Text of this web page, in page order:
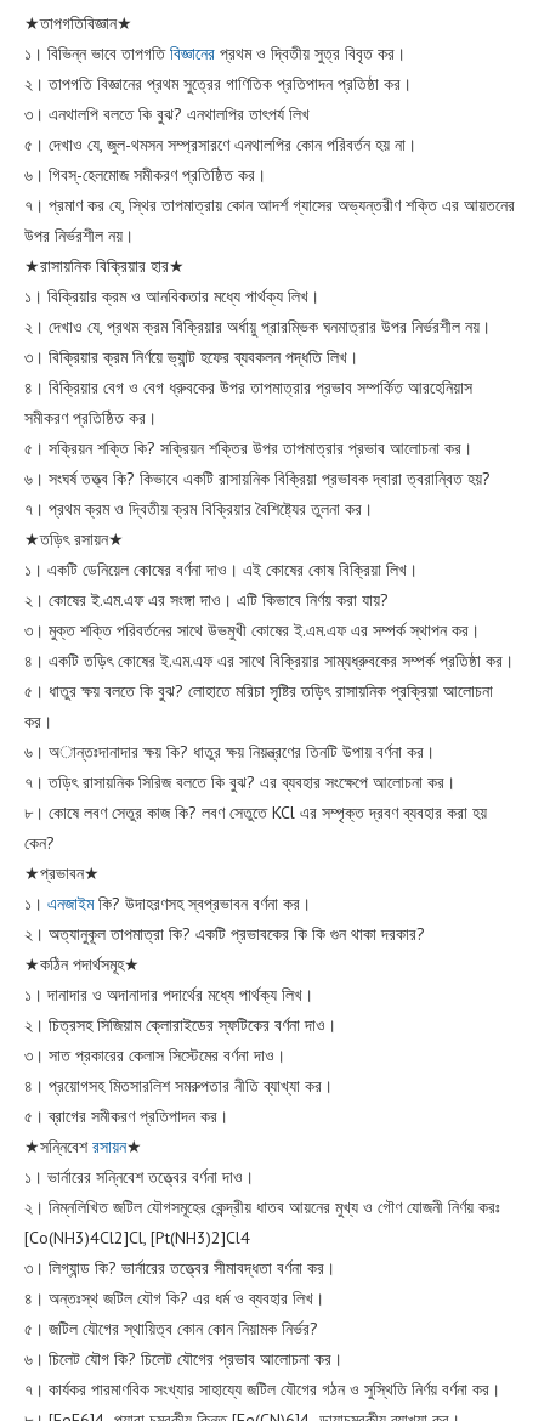
★তাপগতিবিজ্ঞান★
১। বিভিন্ন ভাবে তাপগতিবিজ্ঞানের প্রথম ও দ্বিতীয় সুত্র বিবৃত কর।
২। তাপগতি বিজ্ঞানের প্রথম সুত্রের গাণিতিক প্রতিপাদন প্রতিষ্ঠা কর।
৩। এনথালপি বলতে কি বুঝ? এনথালপির তাৎপর্য লিখ
৫। দেখাও যে, জুল-থমসন সম্প্রসারণে এনথালপির কোন পরিবর্তন হয় না।
৬। গিবস্-হেলমোজ সমীকরণ প্রতিষ্ঠিত কর।
৭। প্রমাণ কর যে, স্থির তাপমাত্রায় কোন আদর্শ গ্যাসের অভ্যন্তরীণ শক্তি এর আয়তনের
উপর নির্ভরশীল নয়।
★রাসায়নিক বিক্রিয়ার হার★
১। বিক্রিয়ার ক্রম ও আনবিকতার মধ্যে পার্থক্য লিখ।
২। দেখাও যে, প্রথম ক্রম বিক্রিয়ার অর্ধায়ু প্রারম্ভিক ঘনমাত্রার উপর নির্ভরশীল নয়।
৩। বিক্রিয়ার ক্রম নির্ণয়ে ভ্যান্ট হফের ব্যবকলন পদ্ধতি লিখ।
৪। বিক্রিয়ার বেগ ও বেগ ধ্রুবকের উপর তাপমাত্রার প্রভাব সম্পর্কিত আরহেনিয়াস
সমীকরণ প্রতিষ্ঠিত কর।
৫। সক্রিয়ন শক্তি কি? সক্রিয়ন শক্তির উপর তাপমাত্রার প্রভাব আলোচনা কর।
৬। সংঘর্ষ তত্ত্ব কি? কিভাবে একটি রাসায়নিক বিক্রিয়া প্রভাবক দ্বারা ত্বরান্বিত হয়?
৭। প্রথম ক্রম ও দ্বিতীয় ক্রম বিক্রিয়ার বৈশিষ্ট্যের তুলনা কর।
★তড়িৎ রসায়ন★
১। একটি ডেনিয়েল কোষের বর্ণনা দাও। এই কোষের কোষ বিক্রিয়া লিখ।
২। কোষের ই.এম.এফ এর সংঙ্গা দাও। এটি কিভাবে নির্ণয় করা যায়?
৩। মুক্ত শক্তি পরিবর্তনের সাথে উভমুখী কোষের ই.এম.এফ এর সম্পর্ক স্থাপন কর।
৪। একটি তড়িৎ কোষের ই.এম.এফ এর সাথে বিক্রিয়ার সাম্যধ্রুবকের সম্পর্ক প্রতিষ্ঠা কর।
৫। ধাতুর ক্ষয় বলতে কি বুঝ? লোহাতে মরিচা সৃষ্টির তড়িৎ রাসায়নিক প্রক্রিয়া আলোচনা
কর।
৬। অান্তঃদানাদার ক্ষয় কি? ধাতুর ক্ষয় নিয়ন্ত্রণের তিনটি উপায় বর্ণনা কর।
৭। তড়িৎ রাসায়নিক সিরিজ বলতে কি বুঝ? এর ব্যবহার সংক্ষেপে আলোচনা কর।
৮। কোষে লবণ সেতুর কাজ কি? লবণ সেতুতে KCl এর সম্পৃক্ত দ্রবণ ব্যবহার করা হয়
কেন?
★প্রভাবন★
১। এনজাইমকি? উদাহরণসহ স্বপ্রভাবন বর্ণনা কর।
২। অত্যানুকূল তাপমাত্রা কি? একটি প্রভাবকের কি কি গুন থাকা দরকার?
★কঠিন পদার্থসমূহ★
১। দানাদার ও অদানাদার পদার্থের মধ্যে পার্থক্য লিখ।
২। চিত্রসহ সিজিয়াম ক্লোরাইডের স্ফটিকের বর্ণনা দাও।
৩। সাত প্রকারের কেলাস সিস্টেমের বর্ণনা দাও।
৪। প্রয়োগসহ মিতসারলিশ সমরুপতার নীতি ব্যাখ্যা কর।
৫। ব্রাগের সমীকরণ প্রতিপাদন কর।
★সন্নিবেশরসায়ন★
১। ভার্নারের সন্নিবেশ তত্ত্বের বর্ণনা দাও।
২। নিম্নলিখিত জটিল যৌগসমূহের কেন্দ্রীয় ধাতব আয়নের মুখ্য ও গৌণ যোজনী নির্ণয় করঃ
[Co(NH3)4Cl2]Cl, [Pt(NH3)2]Cl4
৩। লিগ্যান্ড কি? ভার্নারের তত্ত্বের সীমাবদ্ধতা বর্ণনা কর।
৪। অন্তঃস্থ জটিল যৌগ কি? এর ধর্ম ও ব্যবহার লিখ।
৫। জটিল যৌগের স্থায়িত্ব কোন কোন নিয়ামক নির্ভর?
৬। চিলেট যৌগ কি? চিলেট যৌগের প্রভাব আলোচনা কর।
৭। কার্যকর পারমাণবিক সংখ্যার সাহায্যে জটিল যৌগের গঠন ও সুস্থিতি নির্ণয় বর্ণনা কর।